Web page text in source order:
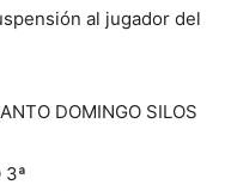
al jugador del
DOMINGO SILOS
3ª